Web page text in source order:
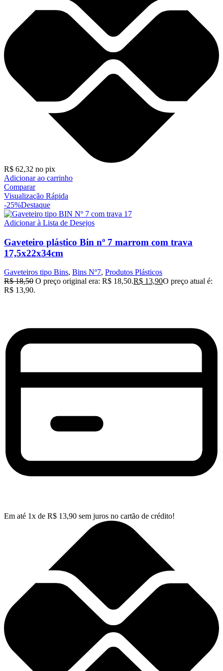
R$ 62,32 no pix
Adicionar ao carrinho
Comparar
Visualização Rápida
-25%Destaque
Adicionar à Lista de Desejos
Gaveteiro plástico Bin nº 7 marrom com trava
17,5x22x34cm
Gaveteiros tipo Bins, Bins Nº7, Produtos Plásticos
R$18,50 O preço original era: R$ 18,50.R$ 13,90O preço atual é:
R$ 13,90.
Em até 1x de R$ 13,90 sem juros no cartão de crédito!